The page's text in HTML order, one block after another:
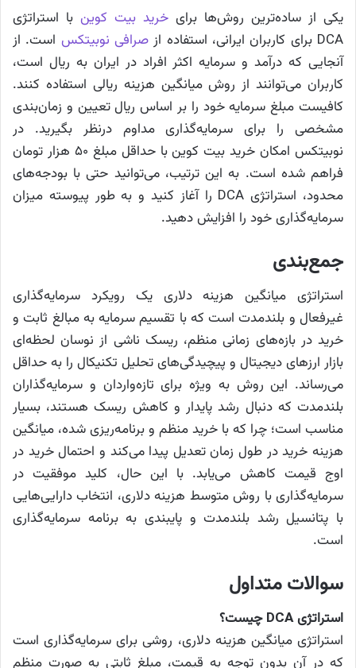
یکی از ساده‌ترین روش‌ها برای خرید بیت کوین با استراتژی
DCA برای کاربران ایرانی، استفاده از
صرافی نوبیتکس است. از
آنجایی که درآمد و سرمایه اکثر افراد در ایران به ریال است،
کاربران می‌توانند از روش میانگین هزینه ریالی استفاده کنند.
کافیست مبلغ سرمایه خود را بر اساس ریال تعیین و زمان‌بندی
مشخصی را برای سرمایه‌گذاری مداوم درنظر بگیرید. در
نوبیتکس امکان خرید بیت کوین با حداقل مبلغ ۵۰ هزار تومان
فراهم شده است. به این ترتیب، می‌توانید حتی با بودجه‌های
محدود، استراتژی DCA را آغاز کنید و به طور پیوسته میزان
سرمایه‌گذاری خود را افزایش دهید.
جمع‌بندی
استراتژی میانگین هزینه دلاری یک رویکرد سرمایه‌گذاری
غیرفعال و بلندمدت است که با تقسیم سرمایه به مبالغ ثابت و
خرید در بازه‌های زمانی منظم، ریسک ناشی از نوسان لحظه‌ای
بازار ارزهای دیجیتال و پیچیدگی‌های تحلیل تکنیکال را به حداقل
می‌رساند. این روش به ویژه برای تازه‌واردان و سرمایه‌گذاران
بلندمدت که دنبال رشد پایدار و کاهش ریسک هستند، بسیار
مناسب است؛ چرا که با خرید منظم و برنامه‌ریزی شده، میانگین
هزینه خرید در طول زمان تعدیل پیدا می‌کند و احتمال خرید در
اوج قیمت کاهش می‌یابد. با این حال، کلید موفقیت در
سرمایه‌گذاری با روش متوسط هزینه دلاری، انتخاب دارایی‌هایی
با پتانسیل رشد بلندمدت و پایبندی به برنامه سرمایه‌گذاری
است.
سوالات متداول
استراتژی DCA چیست؟
استراتژی میانگین هزینه دلاری، روشی برای سرمایه‌گذاری است
که در آن بدون توجه به قیمت، مبلغ ثابتی به صورت منظم